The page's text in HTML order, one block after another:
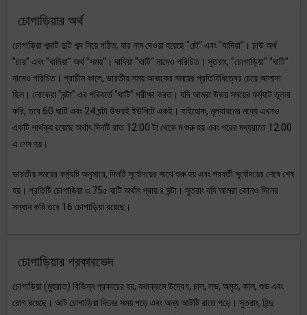
চোগাড়িয়ার অর্থ
চোগাড়িয়া শব্দটি দুটি শব্দ নিয়ে গঠিত, যার নাম দেওয়া হয়েছে "চৌ" এবং "ঘাদিয়া"। চাউ অর্থ
"চার" এবং "ঘাদিয়া" অর্থ "সময়"। ঘাদিয়া "ঘাটি" নামেও পরিচিত। সুতরাং, "চোগাড়িয়া" "ঘাটি"
নামেও পরিচিত। প্রাচীন কালে, ভারতীয় সময় আজকের সময়ের প্রতিনিধিত্বের চেয়ে আলাদা
ছিল। লোকেরা "ঘন্টা" এর পরিবর্তে "ঘাটি" পরীক্ষা করত। যদি আমরা উভয় সময়ের ফর্ম্যাট তুলনা
করি, তবে 60 ঘাটি এবং 24 ঘন্টা উভয়ই ইউনিটে একই। যাইহোক, মূল্যায়নের মধ্যে এখনও
একটি পার্থক্য রয়েছে অর্থাৎ দিনটি রাত 12:00 টা থেকে ম শুরু হয় এবং পরের মধ্যরাতে 12:00
এ শেষ হয়।
ভারতীয় সময়ের ফর্ম্যাট অনুসারে, দিনটি সূর্যোদয়ের সাথে শুরু হয় এবং পরবর্তী সূর্যোদয়ের শেষে শেষ
হয়। প্রতিটি চোগাড়িয়া ৩.75৫ ঘাটি অর্থাৎ প্রায় ৪ ঘন্টা। সুতরাং যদি আমরা কোনও দিনের
সন্ধান করি তবে 16 চোগাড়িয়া রয়েছে।
চোগাড়িয়ার প্রকারভেদ
চোগাড়িয়া (মুহুরাত) বিভিন্ন প্রকারের হয়, যথাক্রমে উদ্বেগ, চাল, লভ, অমৃত, কাল, শুভ এবং
রোগ রয়েছে। আট চোগাড়িয়া দিনের সময় পড়ে এবং অন্য আটটি রাতে পড়ে। সুতরাং, হিন্দু